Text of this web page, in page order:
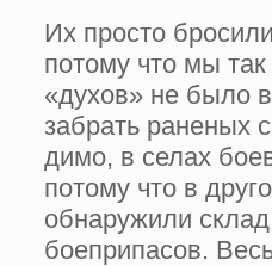
Их просто
потому что мы
«духов» не было
забрать раненых
димо, в селах
потому что в
обнаружили
боеприпасов.